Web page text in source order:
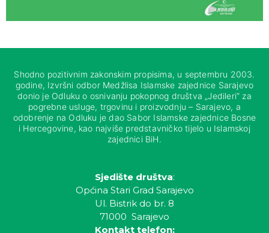
Shodno pozitivnim zakonskim propisima, u septembru 2003.
godine, Izvršni odbor Medžlisa Islamske zajednice Sarajevo
donio je Odluku o osnivanju pokopnog društva „Jedileri“ za
pogrebne usluge, trgovinu i proizvodnju – Sarajevo, a
odobrenje na Odluku je dao Sabor Islamske zajednice Bosne
i Hercegovine, kao najviše predstavničko tijelo u Islamskoj
zajednici BiH.
Sjedište društva:
Općina Stari Grad Sarajevo
Ul. Bistrik do br. 8
71000 Sarajevo
Kontakt telefon: